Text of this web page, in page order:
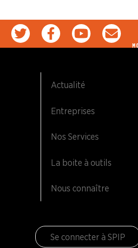
Actualité
Entreprises
Nos Services
La boite à outils
Nous connaître
Se connecter à SPIP